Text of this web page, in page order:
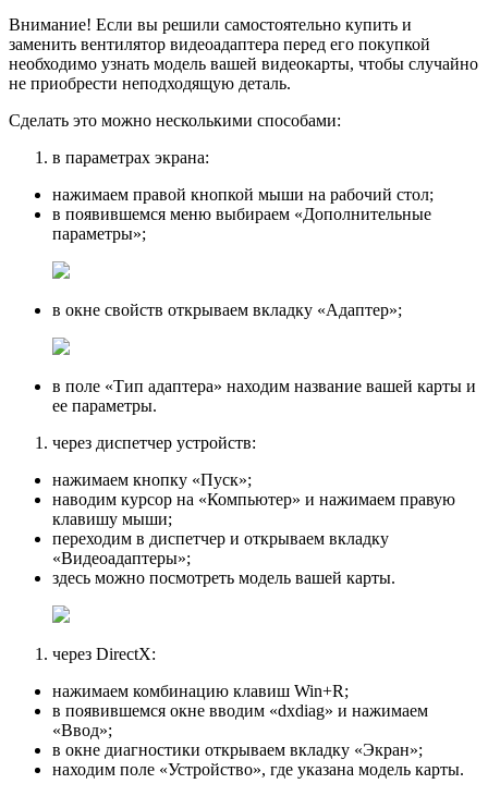
Внимание! Если вы решили самостоятельно купить и
заменить вентилятор видеоадаптера перед его покупкой
необходимо узнать модель вашей видеокарты, чтобы случайно
не приобрести неподходящую деталь.
Сделать это можно несколькими способами:
в параметрах экрана:
нажимаем правой кнопкой мыши на рабочий стол;
в появившемся меню выбираем «Дополнительные
параметры»;
в окне свойств открываем вкладку «Адаптер»;
в поле «Тип адаптера» находим название вашей карты и
ее параметры.
через диспетчер устройств:
нажимаем кнопку «Пуск»;
наводим курсор на «Компьютер» и нажимаем правую
клавишу мыши;
переходим в диспетчер и открываем вкладку
«Видеоадаптеры»;
здесь можно посмотреть модель вашей карты.
через DirectX:
нажимаем комбинацию клавиш Win+R;
в появившемся окне вводим «dxdiag» и нажимаем
«Ввод»;
в окне диагностики открываем вкладку «Экран»;
находим поле «Устройство», где указана модель карты.